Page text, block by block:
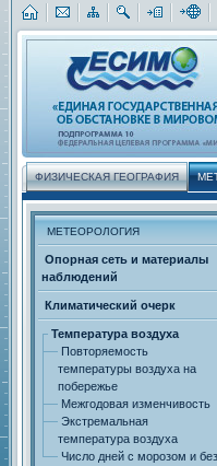
ФИЗИЧЕСКАЯ ГЕОГРАФИЯ
МЕТЕОРОЛОГИЯ
Опорная сеть и материалы
наблюдений
Климатический очерк
Температура воздуха
Повторяемость
температуры воздуха на
побережье
Межгодовая изменчивость
Экстремальная
температура воздуха
Число дней с морозом и без